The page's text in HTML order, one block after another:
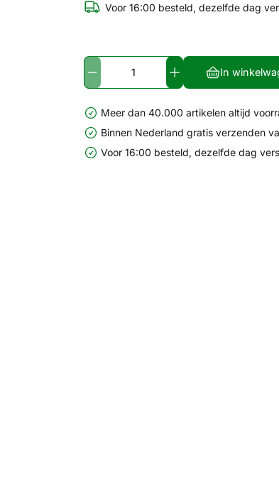
Voor 16:00 besteld, dezelfde dag
In
Meer dan 40.000 artikelen altijd
Binnen Nederland gratis verzenden
Voor 16:00 besteld, dezelfde dag